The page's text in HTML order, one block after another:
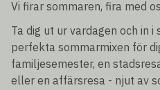
Vi firar sommaren, fira med
Ta dig ut ur vardagen och in
perfekta sommarmixen för
familjesemester, en
eller en affärsresa - njut av